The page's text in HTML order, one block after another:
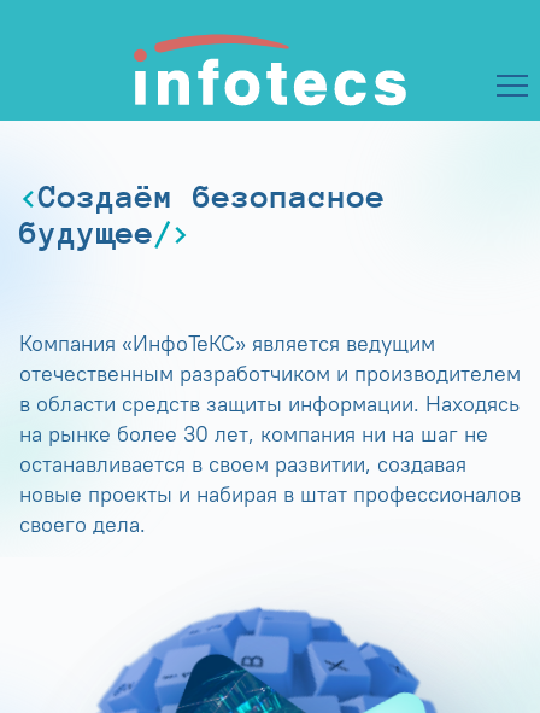
Создаём безопасное
будущее
Компания «ИнфоТеКС» является ведущим
отечественным разработчиком и производителем
в области средств защиты информации. Находясь
на рынке более 30 лет, компания ни на шаг не
останавливается в своем развитии, создавая
новые проекты и набирая в штат профессионалов
своего дела.